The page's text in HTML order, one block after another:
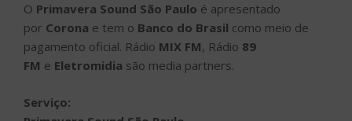
O Primavera Sound São Paulo é apresentado
por Corona e tem o Banco do Brasil como meio de
pagamento oficial. Rádio MIX FM, Rádio 89
FM e Eletromidia são media partners.
Serviço: